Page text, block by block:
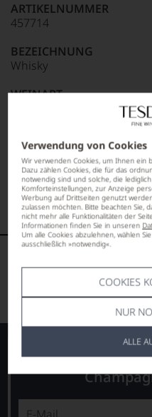
Verwendung von Cookies
Wir verwenden Cookies, um Ihnen ein
Dazu zählen Cookies, die für das
notwendig sind und solche, die
Komforteinstellungen, zur Anzeige
Werbung auf Drittseiten genutzt
zulassen möchten. Bitte beachten Sie,
nicht mehr alle Funktionalitäten der
Informationen finden Sie in unseren
Um alle Cookies abzulehnen, wählen
ausschließlich »notwendig«.
COOKIES
NUR
ALLE
ARTIKELNUMMER
457714
BEZEICHNUNG
Whisky
WEINART
43 % Vol.
VERSCHLUSS
Andere
DAS KÖNNTE
Newsletter -